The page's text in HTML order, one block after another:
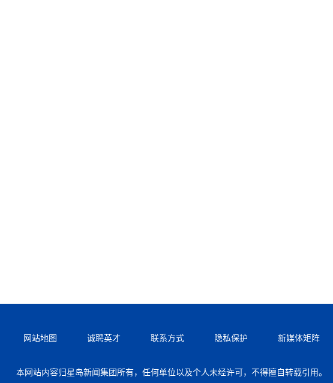
网站地图 诚聘英才 联系方式 隐私保护 新媒体矩阵
本网站内容归星岛新闻集团所有，任何单位以及个人未经许可，不得擅自转载引用。